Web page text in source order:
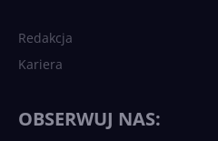
Redakcja
Kariera
OBSERWUJ NAS: